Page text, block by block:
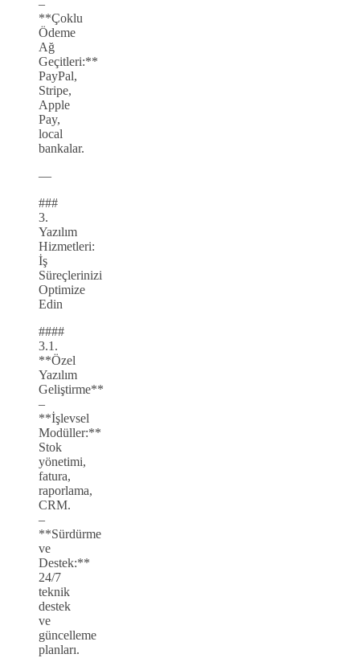
–
**Çoklu
Ödeme
Ağ
Geçitleri:**
PayPal,
Stripe,
Apple
Pay,
local
bankalar.
—
###
3.
Yazılım
Hizmetleri:
İş
Süreçlerinizi
Optimize
Edin
####
3.1.
**Özel
Yazılım
Geliştirme**
–
**İşlevsel
Modüller:**
Stok
yönetimi,
fatura,
raporlama,
CRM.
–
**Sürdürme
ve
Destek:**
24/7
teknik
destek
ve
güncelleme
planları.